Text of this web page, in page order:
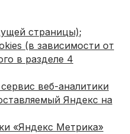
страницы);
(в зависимости от
в разделе 4
веб-аналитики
Яндекс на
«Яндекс Метрика»